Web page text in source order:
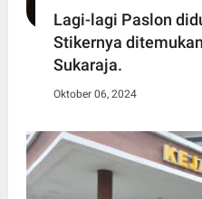
Lagi-lagi Paslon
Stikernya
Sukaraja.
Oktober 06, 2024